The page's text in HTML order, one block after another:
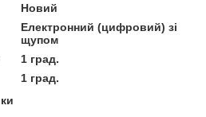
Новий
Електронний (цифровий) зі
щупом
1 град.
1 град.